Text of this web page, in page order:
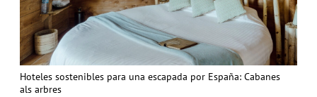
Hoteles sostenibles para una escapada por España: Cabanes
als arbres